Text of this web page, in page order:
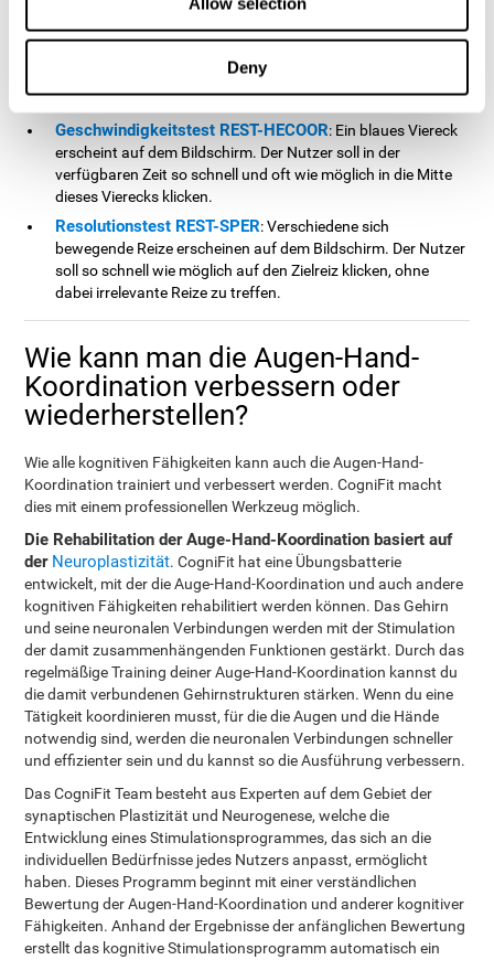
Deny
Kapazitäten zur gleichen Zeit.
Koordinationstest HECOOR: Mit dem Mauszeiger muss der
folgen, ohne dabei den Ball zu verlieren. Dem Ball muss
sowohl visuell als auch manuell gefolgt werden.
Geschwindigkeitstest REST-HECOOR: Ein blaues Viereck
erscheint auf dem Bildschirm. Der Nutzer soll in der
verfügbaren Zeit so schnell und oft wie möglich in die Mitte
dieses Vierecks klicken.
Resolutionstest REST-SPER: Verschiedene sich
bewegende Reize erscheinen auf dem Bildschirm. Der Nutzer
soll so schnell wie möglich auf den Zielreiz klicken, ohne
dabei irrelevante Reize zu treffen.
Wie kann man die Augen-Hand-
Koordination verbessern oder
wiederherstellen?
Wie alle kognitiven Fähigkeiten kann auch die Augen-Hand-
Koordination trainiert und verbessert werden. CogniFit macht
dies mit einem professionellen Werkzeug möglich.
Die Rehabilitation der Auge-Hand-Koordination basiert auf
der Neuroplastizität. CogniFit hat eine Übungsbatterie
entwickelt, mit der die Auge-Hand-Koordination und auch andere
kognitiven Fähigkeiten rehabilitiert werden können. Das Gehirn
und seine neuronalen Verbindungen werden mit der Stimulation
der damit zusammenhängenden Funktionen gestärkt. Durch das
regelmäßige Training deiner Auge-Hand-Koordination kannst du
die damit verbundenen Gehirnstrukturen stärken. Wenn du eine
Tätigkeit koordinieren musst, für die die Augen und die Hände
notwendig sind, werden die neuronalen Verbindungen schneller
und effizienter sein und du kannst so die Ausführung verbessern.
Das CogniFit Team besteht aus Experten auf dem Gebiet der
synaptischen Plastizität und Neurogenese, welche die
Entwicklung eines Stimulationsprogrammes, das sich an die
individuellen Bedürfnisse jedes Nutzers anpasst, ermöglicht
haben. Dieses Programm beginnt mit einer verständlichen
Bewertung der Augen-Hand-Koordination und anderer kognitiver
Fähigkeiten. Anhand der Ergebnisse der anfänglichen Bewertung
erstellt das kognitive Stimulationsprogramm automatisch ein